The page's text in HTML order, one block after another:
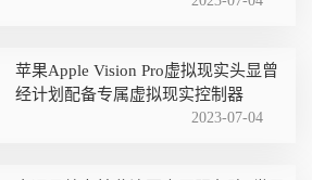
苹果Apple Vision Pro虚拟现实头显曾
经计划配备专属虚拟现实控制器
2023-07-04